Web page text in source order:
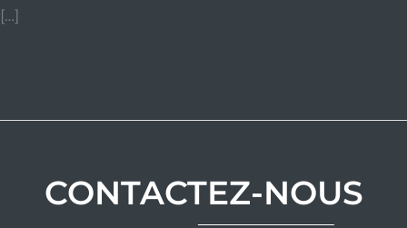
[…]
CONTACTEZ-NOUS